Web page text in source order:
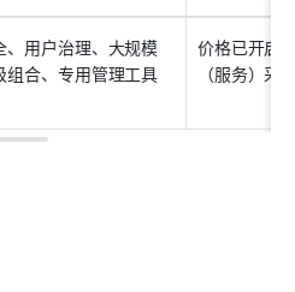
、用户治理、大规模
组合、专用管理工具
价格已开启
（服务）采